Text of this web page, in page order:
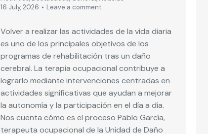
16 July, 2026
Leave a comment
Volver a realizar las actividades de la vida diaria
es uno de los principales objetivos de los
programas de rehabilitación tras un daño
cerebral. La terapia ocupacional contribuye a
lograrlo mediante intervenciones centradas en
actividades significativas que ayudan a mejorar
la autonomía y la participación en el día a día.
Nos cuenta cómo es el proceso Pablo García,
terapeuta ocupacional de la Unidad de Daño